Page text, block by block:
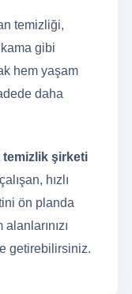
temizliği,
gibi
hem yaşam
daha
temizlik şirketi
hızlı
ön planda
getirebilirsiniz.